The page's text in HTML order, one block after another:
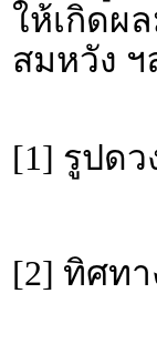
ให้เกิดผ
สมหวัง
[1] รูปด
[2] ทิศท